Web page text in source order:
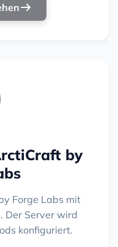
by
Forge Labs mit
Der Server wird
konfiguriert.